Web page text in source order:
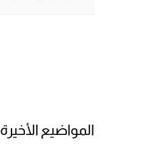
المواضيع الأخيرة